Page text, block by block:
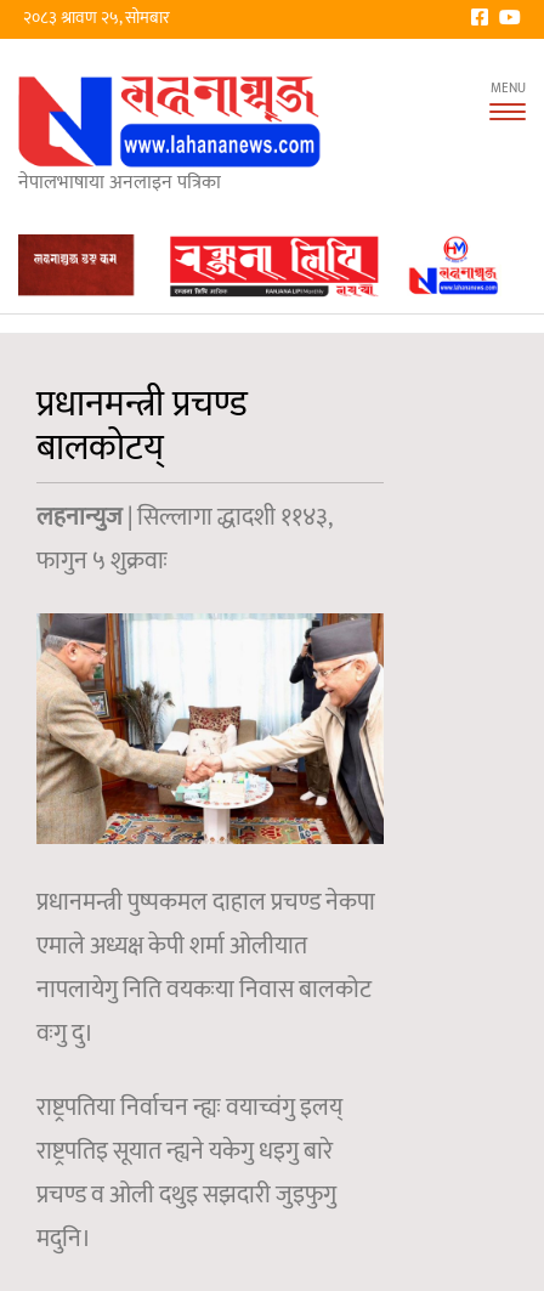
२०८३ श्रावण २५, सोमबार
नेपालभाषाया अनलाइन पत्रिका
प्रधानमन्त्री प्रचण्ड
बालकोटय्
लहनान्युज| सिल्लागा द्धादशी ११४३,
फागुन ५ शुक्रवाः
प्रधानमन्त्री पुष्पकमल दाहाल प्रचण्ड नेकपा
एमाले अध्यक्ष केपी शर्मा ओलीयात
नापलायेगु निति वयकःया निवास बालकोट
वःगु दु।
राष्ट्रपतिया निर्वाचन न्ह्यः वयाच्वंगु इलय्
राष्ट्रपतिइ सूयात न्ह्यने यकेगु धइगु बारे
प्रचण्ड व ओली दथुइ सझदारी जुइफुगु
मदुनि।